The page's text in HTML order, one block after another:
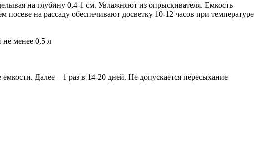
на глубину 0,4-1 см. Увлажняют из опрыскивателя. Емкость
на рассаду обеспечивают досветку 10-12 часов при температуре
не менее 0,5 л
Далее – 1 раз в 14-20 дней. Не допускается пересыхание